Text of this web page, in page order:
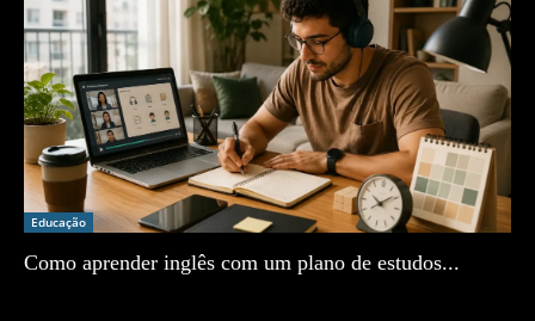
Educação
Como aprender inglês com um plano de estudos...